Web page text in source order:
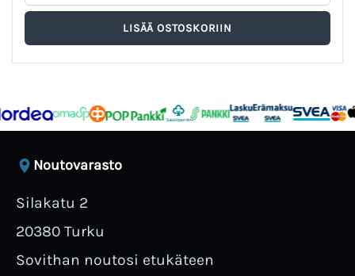
Noutovarasto
Silakatu 2
20380 Turku
Sovithan noutosi etukäteen